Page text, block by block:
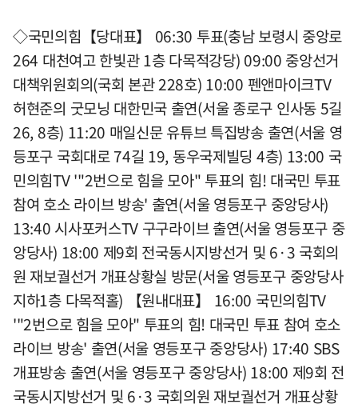
◇국민의힘【당대표】 06:30 투표(충남 보령시 중앙로
264 대천여고 한빛관 1층 다목적강당) 09:00 중앙선거
대책위원회의(국회 본관 228호) 10:00 펜앤마이크TV
허현준의 굿모닝 대한민국 출연(서울 종로구 인사동 5길
26, 8층) 11:20 매일신문 유튜브 특집방송 출연(서울 영
등포구 국회대로 74길 19, 동우국제빌딩 4층) 13:00 국
민의힘TV '"2번으로 힘을 모아" 투표의 힘! 대국민 투표
참여 호소 라이브 방송' 출연(서울 영등포구 중앙당사)
13:40 시사포커스TV 구구라이브 출연(서울 영등포구 중
앙당사) 18:00 제9회 전국동시지방선거 및 6·3 국회의
원 재보궐선거 개표상황실 방문(서울 영등포구 중앙당사
지하1층 다목적홀) 【원내대표】 16:00 국민의힘TV
'"2번으로 힘을 모아" 투표의 힘! 대국민 투표 참여 호소
라이브 방송' 출연(서울 영등포구 중앙당사) 17:40 SBS
개표방송 출연(서울 영등포구 중앙당사) 18:00 제9회 전
국동시지방선거 및 6·3 국회의원 재보궐선거 개표상황